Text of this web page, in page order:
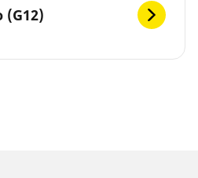
(G12)